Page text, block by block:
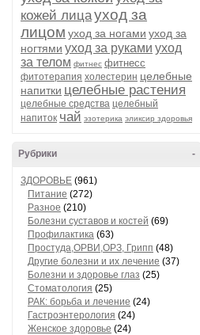
кожей лицауход за
лицом уход за ногами уход за
ногтями уход за руками уход
за телом фитнес фитнесс
фитотерапия холестерин целебные
напитки целебные растения
целебные средства целебный
напиток чай эзотерика эликсир здоровья
-
Рубрики
ЗДОРОВЬЕ (961)
Питание (272)
Разное (210)
Болезни суставов и костей (69)
Профилактика (63)
Простуда,ОРВИ,ОРЗ, Грипп (48)
Другие болезни и их лечение (37)
Болезни и здоровье глаз (25)
Стоматология (25)
РАК: борьба и лечение (24)
Гастроэнтерология (24)
Женское здоровье (24)